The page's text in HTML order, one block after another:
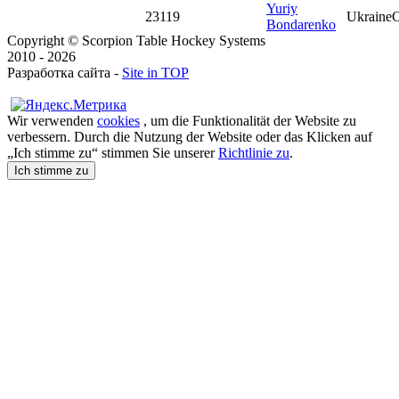
23119
Yuriy
Bondarenko
Ukraine
Copyright © Scorpion Table Hockey Systems
2010 - 2026
Разработка сайта - Site in TOP
Wir verwenden cookies , um die Funktionalität der Website zu
verbessern. Durch die Nutzung der Website oder das Klicken auf
„Ich stimme zu“ stimmen Sie unsererRichtlinie zu.
Ich stimme zu